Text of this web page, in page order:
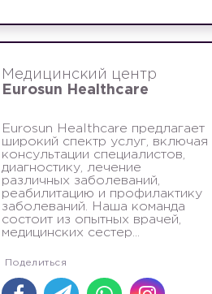
Медицинский центр
Eurosun Healthcare
Eurosun Healthcare предлагает
широкий спектр услуг, включая
консультации специалистов,
диагностику, лечение
различных заболеваний,
реабилитацию и профилактику
заболеваний. Наша команда
состоит из опытных врачей,
медицинских сестер...